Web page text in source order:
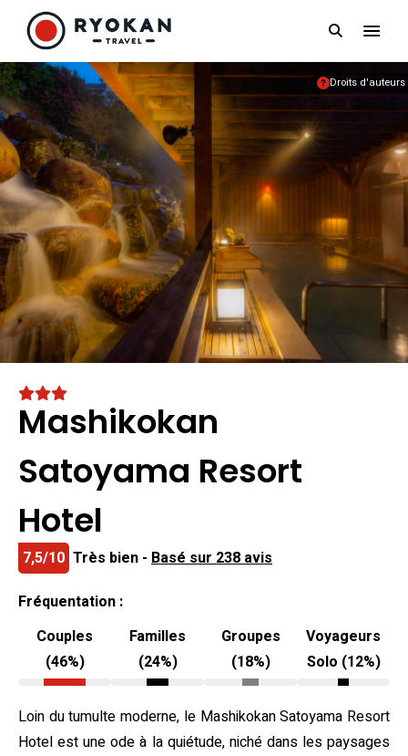
RYOKANTRAVEL
Vivez l'expérience authentique d'un Ryokan
Search
Droits d'auteurs
Mashikokan
Satoyama Resort
Hotel
7,5/10 Très bien - Basé sur 238 avis
Fréquentation :
Couples
(46%)
Familles
(24%)
Groupes
(18%)
Voyageurs
Solo (12%)
Loin du tumulte moderne, le Mashikokan Satoyama Resort
Hotel est une ode à la quiétude, niché dans les paysages